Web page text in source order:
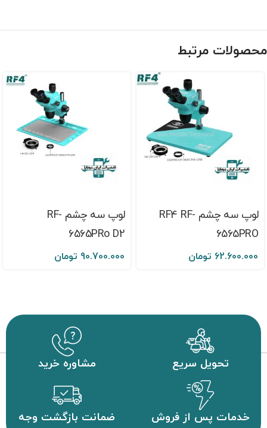
محصولات مرتبط
لوپ سه چشم RF4 RF-
6565PRO
62.600.000 تومان
لوپ سه چشم RF-
6565PRo D2
90.700.000 تومان
تحویل سریع مشاوره خرید
خدمات پس از فروش ضمانت بازگشت وجه